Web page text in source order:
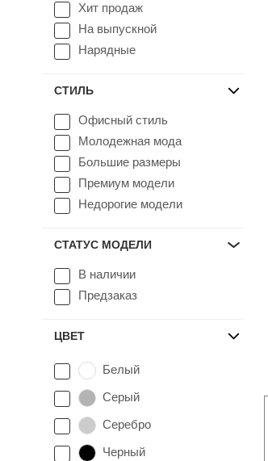
Хит продаж
На выпускной
Нарядные
СТИЛЬ
Офисный стиль
Молодежная мода
Большие размеры
Премиум модели
Недорогие модели
СТАТУС МОДЕЛИ
В наличии
Предзаказ
ЦВЕТ
Белый
Серый
Серебро
Черный